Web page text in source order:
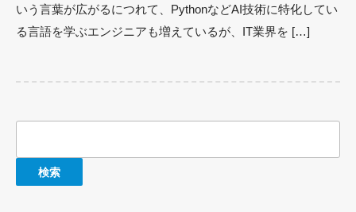
いう言葉が広がるにつれて、PythonなどAI技術に特化してい
る言語を学ぶエンジニアも増えているが、IT業界を […]